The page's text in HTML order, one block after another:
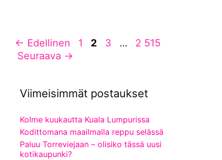
← Edellinen Sivu
1 Sivu
2 Sivu
3 … Sivu
2 515
Seuraava →
Viimeisimmät postaukset
Kolme kuukautta Kuala Lumpurissa
Kodittomana maailmalla reppu selässä
Paluu Torreviejaan – olisiko tässä uusi
kotikaupunki?